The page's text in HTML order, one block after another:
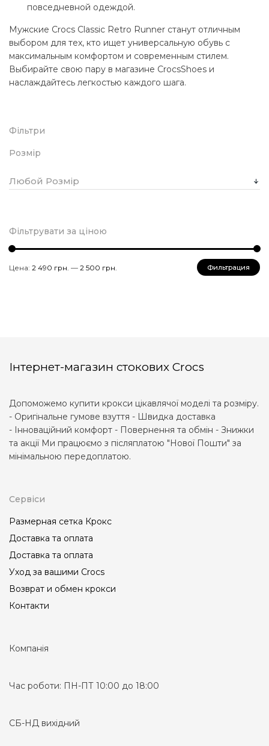
повседневной одеждой.
Мужские Crocs Classic Retro Runner станут отличным
выбором для тех, кто ищет универсальную обувь с
максимальным комфортом и современным стилем.
Выбирайте свою пару в магазине CrocsShoes и
наслаждайтесь легкостью каждого шага.
Фільтри
Розмір
Любой Розмір
Фільтрувати за ціною
Минимальная
Максимальная
Фильтрация
Цена: 2 490 грн. — 2 500 грн.
Інтернет-магазин стокових Crocs
Допоможемо купити крокси цікавлячої моделі та розміру.
- Оригінальне гумове взуття - Швидка доставка
- Інноваційний комфорт - Повернення та обмін - Знижки
та акції Ми працюємо з післяплатою "Нової Пошти" за
мінімальною передоплатою.
Сервіси
Размерная сетка Крокс
Доставка та оплата
Доставка та оплата
Уход за вашими Crocs
Возврат и обмен крокси
Контакти
Компанія
Час роботи: ПН-ПТ 10:00 до 18:00
СБ-НД вихідний